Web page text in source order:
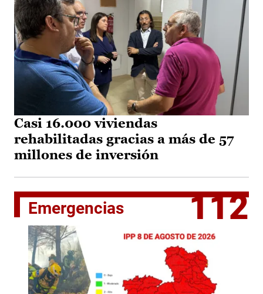
Casi 16.000 viviendas
rehabilitadas gracias a más de 57
millones de inversión
Emergencias 112